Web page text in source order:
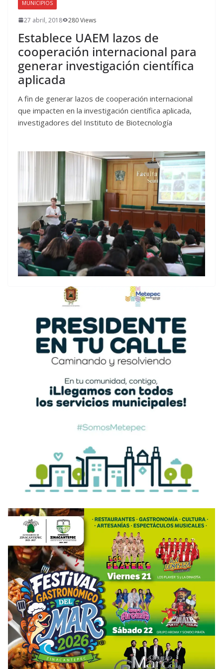
MUNICIPIOS
27 abril, 2018 280 Views
Establece UAEM lazos de
cooperación internacional para
generar investigación científica
aplicada
A fin de generar lazos de cooperación internacional
que impacten en la investigación científica aplicada,
investigadores del Instituto de Biotecnología